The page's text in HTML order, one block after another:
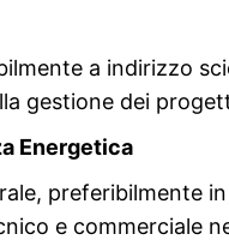
a indirizzo
gestione dei
Energetica
preferibilmente
e commerciale